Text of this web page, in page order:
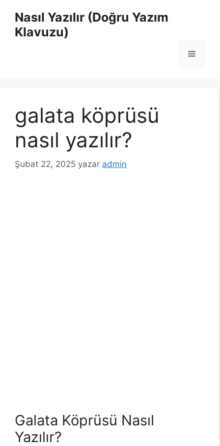
Nasıl Yazılır (Doğru Yazım
Klavuzu)
Menü
galata köprüsü
nasıl yazılır?
Şubat 22, 2025 yazar admin
Galata Köprüsü Nasıl
Yazılır?